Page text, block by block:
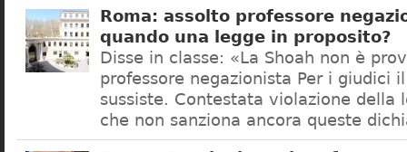
Roma: assolto professore
quando una legge in proposito?
Disse in classe: «La Shoah non è
professore negazionista Per i giudici
sussiste. Contestata violazione della
che non sanziona ancora queste